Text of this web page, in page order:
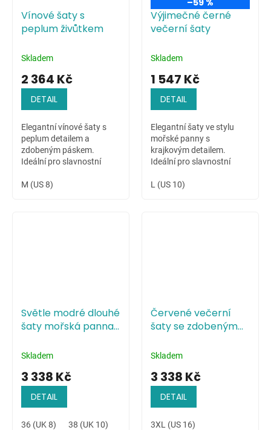
Vínové šaty s
peplum živůtkem
Skladem
2 364 Kč
DETAIL
Elegantní vínové šaty s
peplum detailem a
zdobeným páskem.
Ideální pro slavnostní
M (US 8)
Výjimečné černé
večerní šaty
Skladem
1 547 Kč
DETAIL
Elegantní šaty ve stylu
mořské panny s
krajkovým detailem.
Ideální pro slavnostní
L (US 10)
Světle modré dlouhé
šaty mořská panna
Skladem
3 338 Kč
DETAIL
36 (UK 8) 38 (UK 10) 40 (UK 12) 42 (UK 14)
Červené večerní
šaty se zdobeným
Skladem
3 338 Kč
DETAIL
3XL (US 16)